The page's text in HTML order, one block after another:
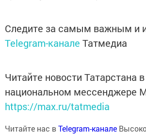
Следите за самым важным и
Telegram-канале Татмедиа
Читайте новости Татарстана в
национальном мессенджере
https://max.ru/tatmedia
Читайте нас вTelegram-канале